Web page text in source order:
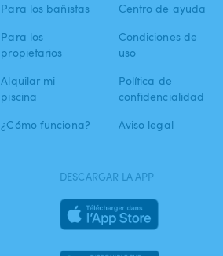
Para los bañistas
Para los
propietarios
Alquilar mi
piscina
¿Cómo funciona?
Centro de ayuda
Condiciones de
uso
Política de
confidencialidad
Aviso legal
DESCARGAR LA APP